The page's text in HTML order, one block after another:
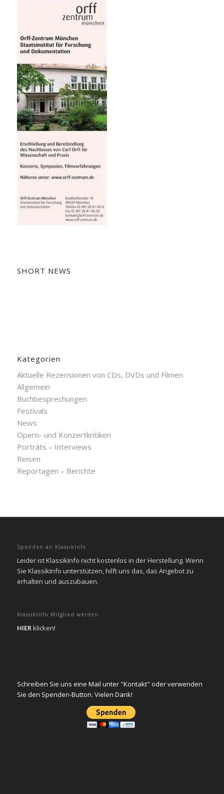
SHORT NEWS
Kategorien
Aktuelle Rezensionen von CDs, DVDs und Filmen
Allgemein
Buchbesprechungen
Festivals
News
Opern- und Konzertkritiken
Porträts – Interviews
Reisen
Reportagen – Berichte
Spenden an KlassikInfo
Leider ist KlassikInfo nicht kostenlos in der Herstellung. Wenn
Sie KlassikInfo unterstützen, hilft uns das, das Angebot zu
erhalten und auszubauen.
Klassikinfo Mitglied werden
HIERklicken!
Schreiben Sie uns eine Mail unter "Kontakt" oder verwenden
Sie den Spenden-Button. Vielen Dank!